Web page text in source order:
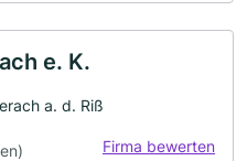
e. K.
a. d. Riß
Firma bewerten